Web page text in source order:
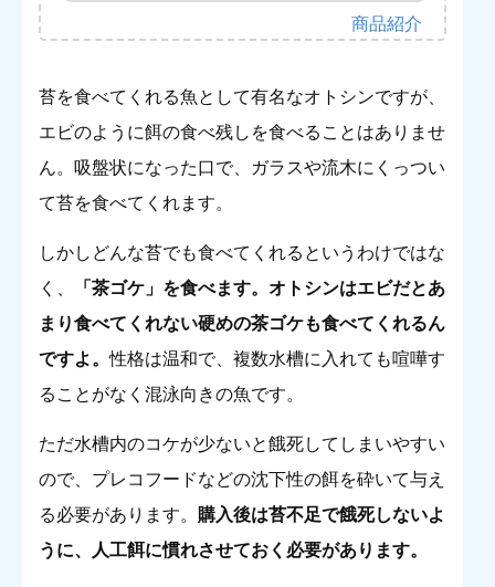
苔を食べてくれる魚として有名なオトシンですが、
エビのように餌の食べ残しを食べることはありませ
ん。吸盤状になった口で、ガラスや流木にくっつい
て苔を食べてくれます。
しかしどんな苔でも食べてくれるというわけではな
く、
「茶ゴケ」を食べます。オトシンはエビだとあ
まり食べてくれない硬めの茶ゴケも食べてくれるん
ですよ。性格は温和で、複数水槽に入れても喧嘩す
ることがなく混泳向きの魚です。
ただ水槽内のコケが少ないと餓死してしまいやすい
ので、プレコフードなどの沈下性の餌を砕いて与え
る必要があります。 購入後は苔不足で餓死しないよ
うに、人工餌に慣れさせておく必要があります。